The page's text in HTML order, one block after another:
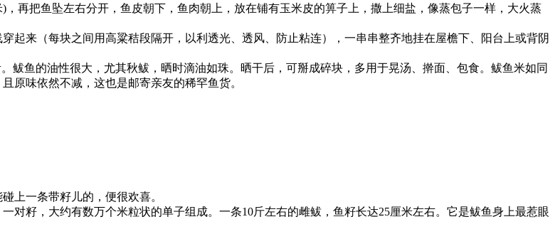
再把鱼坠左右分开，鱼皮朝下，鱼肉朝上，放在铺有玉米皮的箅子上，撒上细盐，像蒸包子一样，大火蒸
起来（每块之间用高粱秸段隔开，以利透光、透风、防止粘连），一串串整齐地挂在屋檐下、阳台上或背阴
鲅鱼的油性很大，尤其秋鲅，晒时滴油如珠。晒干后，可掰成碎块，多用于晃汤、擀面、包食。鲅鱼米如同
原味依然不减，这也是邮寄亲友的稀罕鱼货。
上一条带籽儿的，便很欢喜。
对籽，大约有数万个米粒状的单子组成。一条10斤左右的雌鲅，鱼籽长达25厘米左右。它是鲅鱼身上最惹眼